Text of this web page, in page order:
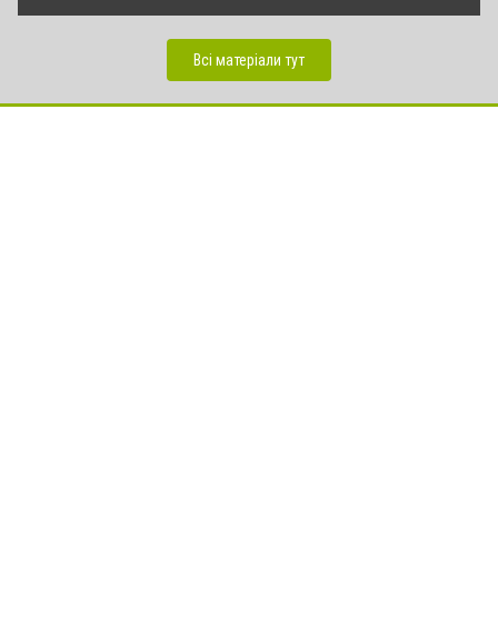
Всі матеріали тут